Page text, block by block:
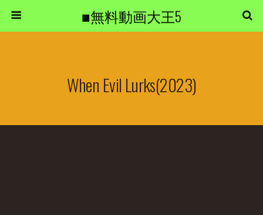
■無料動画大王5
When Evil Lurks(2023)